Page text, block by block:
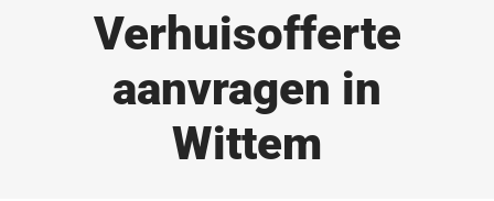
Verhuisofferte
aanvragen in
Wittem